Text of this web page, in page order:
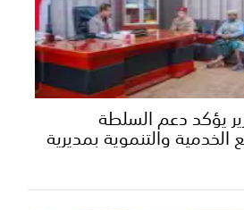
يؤكد دعم السلطة
الخدمية والتنموية بمديرية